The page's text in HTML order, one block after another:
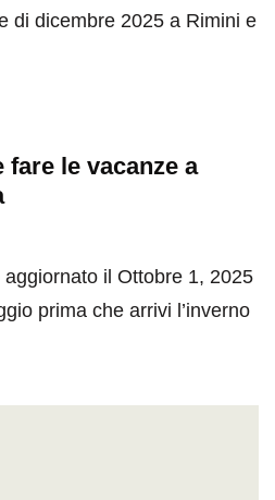
di dicembre 2025 a Rimini e
fare le vacanze a
il Ottobre 1, 2025
prima che arrivi l’inverno